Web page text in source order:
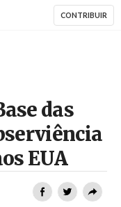
CONTRIBUIR
das
EUA